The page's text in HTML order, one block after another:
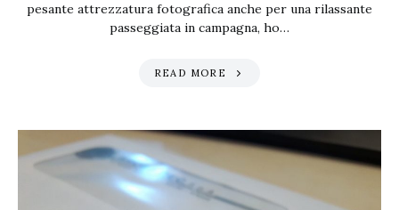
pesante attrezzatura fotografica anche per una rilassante
passeggiata in campagna, ho…
READ MORE